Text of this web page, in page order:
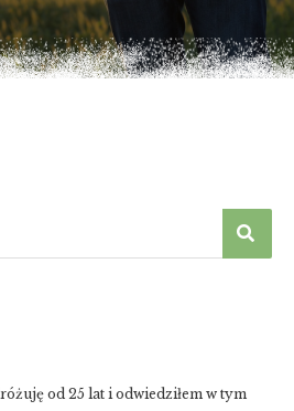
od 25 lat i odwiedziłem w tym